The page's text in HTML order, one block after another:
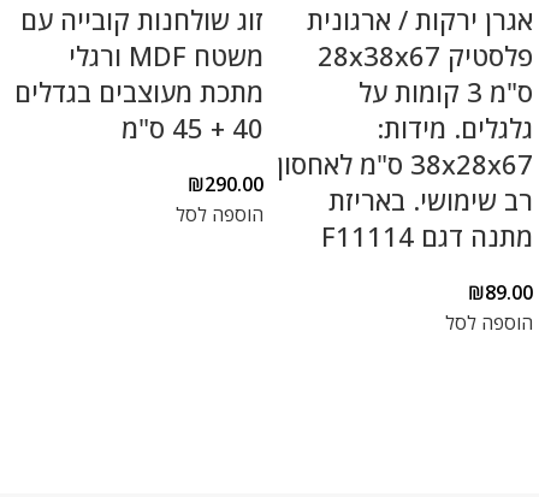
אגרן ירקות / ארגונית
פלסטיק 28x38x67
ס"מ 3 קומות על
גלגלים. מידות:
38x28x67 ס"מ לאחסון
רב שימושי. באריזת
מתנה דגם F11114
₪89.00
הוספה לסל
זוג שולחנות קובייה עם
משטח MDF ורגלי
מתכת מעוצבים בגדלים
40 + 45 ס"מ
₪290.00
הוספה לסל